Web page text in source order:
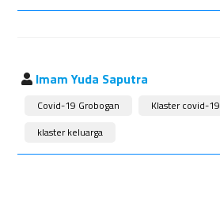
Imam Yuda Saputra
Covid-19 Grobogan
Klaster covid-19
klaster keluarga